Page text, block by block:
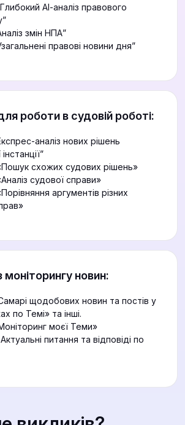
АІ-аналіз правового
змін НПА”
правові новини дня”
роботи в судовій роботі:
аналіз нових рішень
схожих судових рішень»
судової справи»
аргументів різних
моніторингу новин:
щодобових новин та постів у
по Темі» та інші.
моєї Теми»
питання та відповіді по